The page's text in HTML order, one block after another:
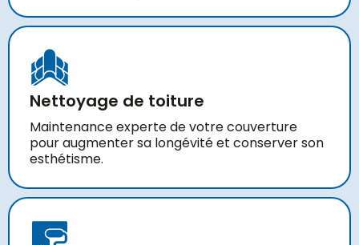
Nettoyage de toiture
Maintenance experte de votre couverture
pour augmenter sa longévité et conserver son
esthétisme.